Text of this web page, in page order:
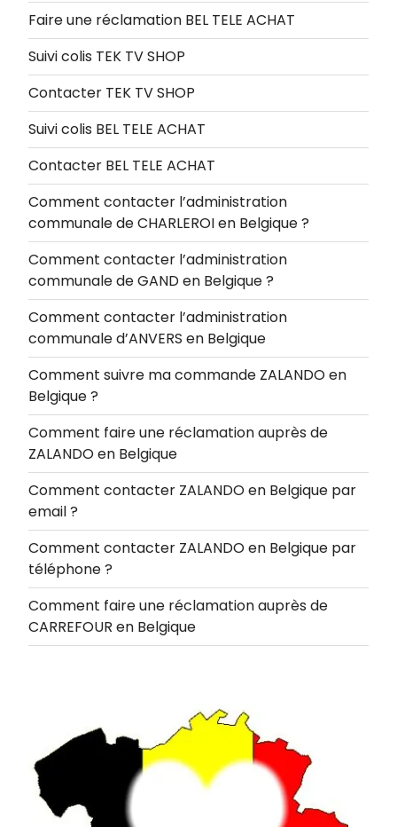
Faire une réclamation BEL TELE ACHAT
Suivi colis TEK TV SHOP
Contacter TEK TV SHOP
Suivi colis BEL TELE ACHAT
Contacter BEL TELE ACHAT
Comment contacter l’administration
communale de CHARLEROI en Belgique ?
Comment contacter l’administration
communale de GAND en Belgique ?
Comment contacter l’administration
communale d’ANVERS en Belgique
Comment suivre ma commande ZALANDO en
Belgique ?
Comment faire une réclamation auprès de
ZALANDO en Belgique
Comment contacter ZALANDO en Belgique par
email ?
Comment contacter ZALANDO en Belgique par
téléphone ?
Comment faire une réclamation auprès de
CARREFOUR en Belgique